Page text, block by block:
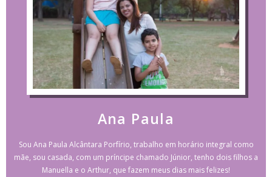
Ana Paula
Sou Ana Paula Alcântara Porfírio, trabalho em horário integral como
mãe, sou casada, com um príncipe chamado Júnior, tenho dois filhos a
Manuella e o Arthur, que fazem meus dias mais felizes!